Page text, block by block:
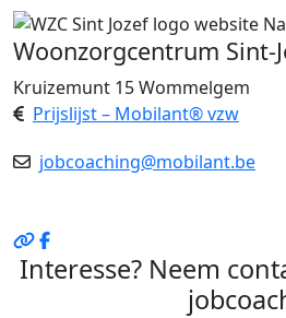
Woonzorgcentrum Sint-
Kruizemunt 15 Wommelgem
Prijslijst – Mobilant® vzw
jobcoaching@mobilant.be
Interesse? Neem